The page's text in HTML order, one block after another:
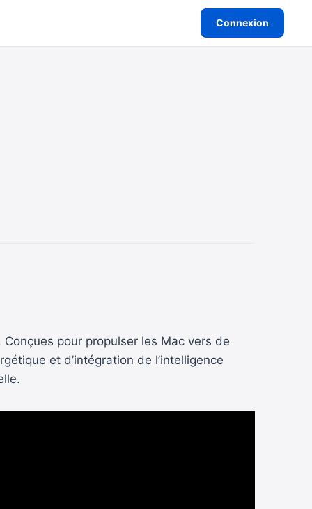
Connexion
Conçues pour propulser les Mac vers de
et d’intégration de l’intelligence